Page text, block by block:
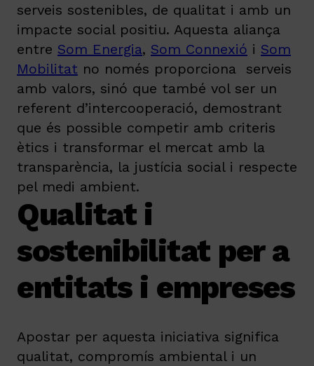
serveis sostenibles, de qualitat i amb un
impacte social positiu. Aquesta aliança
entre Som Energia, Som Connexió i Som
Mobilitat no només proporciona serveis
amb valors, sinó que també vol ser un
referent d’intercooperació, demostrant
que és possible competir amb criteris
ètics i transformar el mercat amb la
transparència, la justícia social i respecte
pel medi ambient.
Qualitat i
sostenibilitat per a
entitats i empreses
Apostar per aquesta iniciativa significa
qualitat, compromís ambiental i un